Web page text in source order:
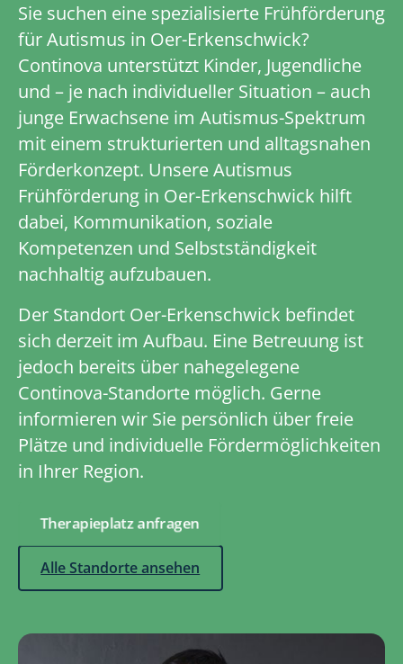
Sie suchen eine spezialisierte Frühförderung
für Autismus in Oer-Erkenschwick?
Continova unterstützt Kinder, Jugendliche
und – je nach individueller Situation – auch
junge Erwachsene im Autismus-Spektrum
mit einem strukturierten und alltagsnahen
Förderkonzept. Unsere Autismus
Frühförderung in Oer-Erkenschwick hilft
dabei, Kommunikation, soziale
Kompetenzen und Selbstständigkeit
nachhaltig aufzubauen.
Der Standort Oer-Erkenschwick befindet
sich derzeit im Aufbau. Eine Betreuung ist
jedoch bereits über nahegelegene
Continova-Standorte möglich. Gerne
informieren wir Sie persönlich über freie
Plätze und individuelle Fördermöglichkeiten
in Ihrer Region.
Therapieplatz anfragen
Alle Standorte ansehen